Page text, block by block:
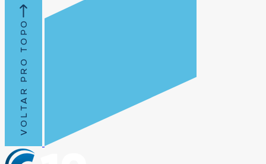
VOLTAR PRO TOPO